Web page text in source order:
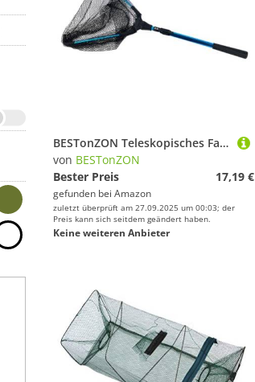
BESTonZON Teleskopisches Faltbares Angelkescher Leichtes Robustes Aluminium Fischernetz für Fliegenfischen Outdoor Fische Reusen Geeignet zum Fangen Großer Karpfen und Forellen
von BESTonZON
Bester Preis
17,19 €
gefunden bei Amazon
zuletzt überprüft am 27.09.2025 um 00:03; der
Preis kann sich seitdem geändert haben.
Keine weiteren Anbieter